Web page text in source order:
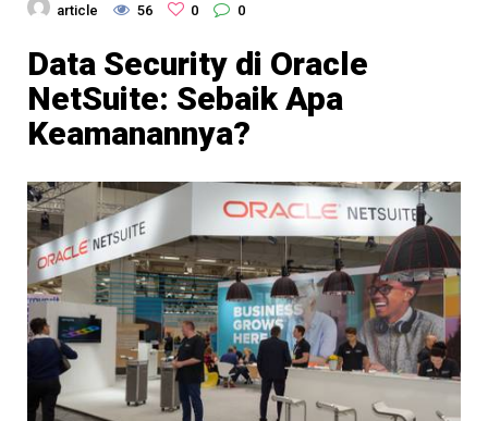
article 56 0 0
Data Security di Oracle
NetSuite: Sebaik Apa
Keamanannya?